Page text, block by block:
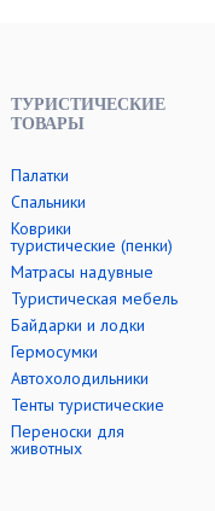
ТУРИСТИЧЕСКИЕ
ТОВАРЫ
Палатки
Cпальники
Коврики
туристические (пенки)
Матрасы надувные
Туристическая мебель
Байдарки и лодки
Гермосумки
Автохолодильники
Тенты туристические
Переноски для
животных